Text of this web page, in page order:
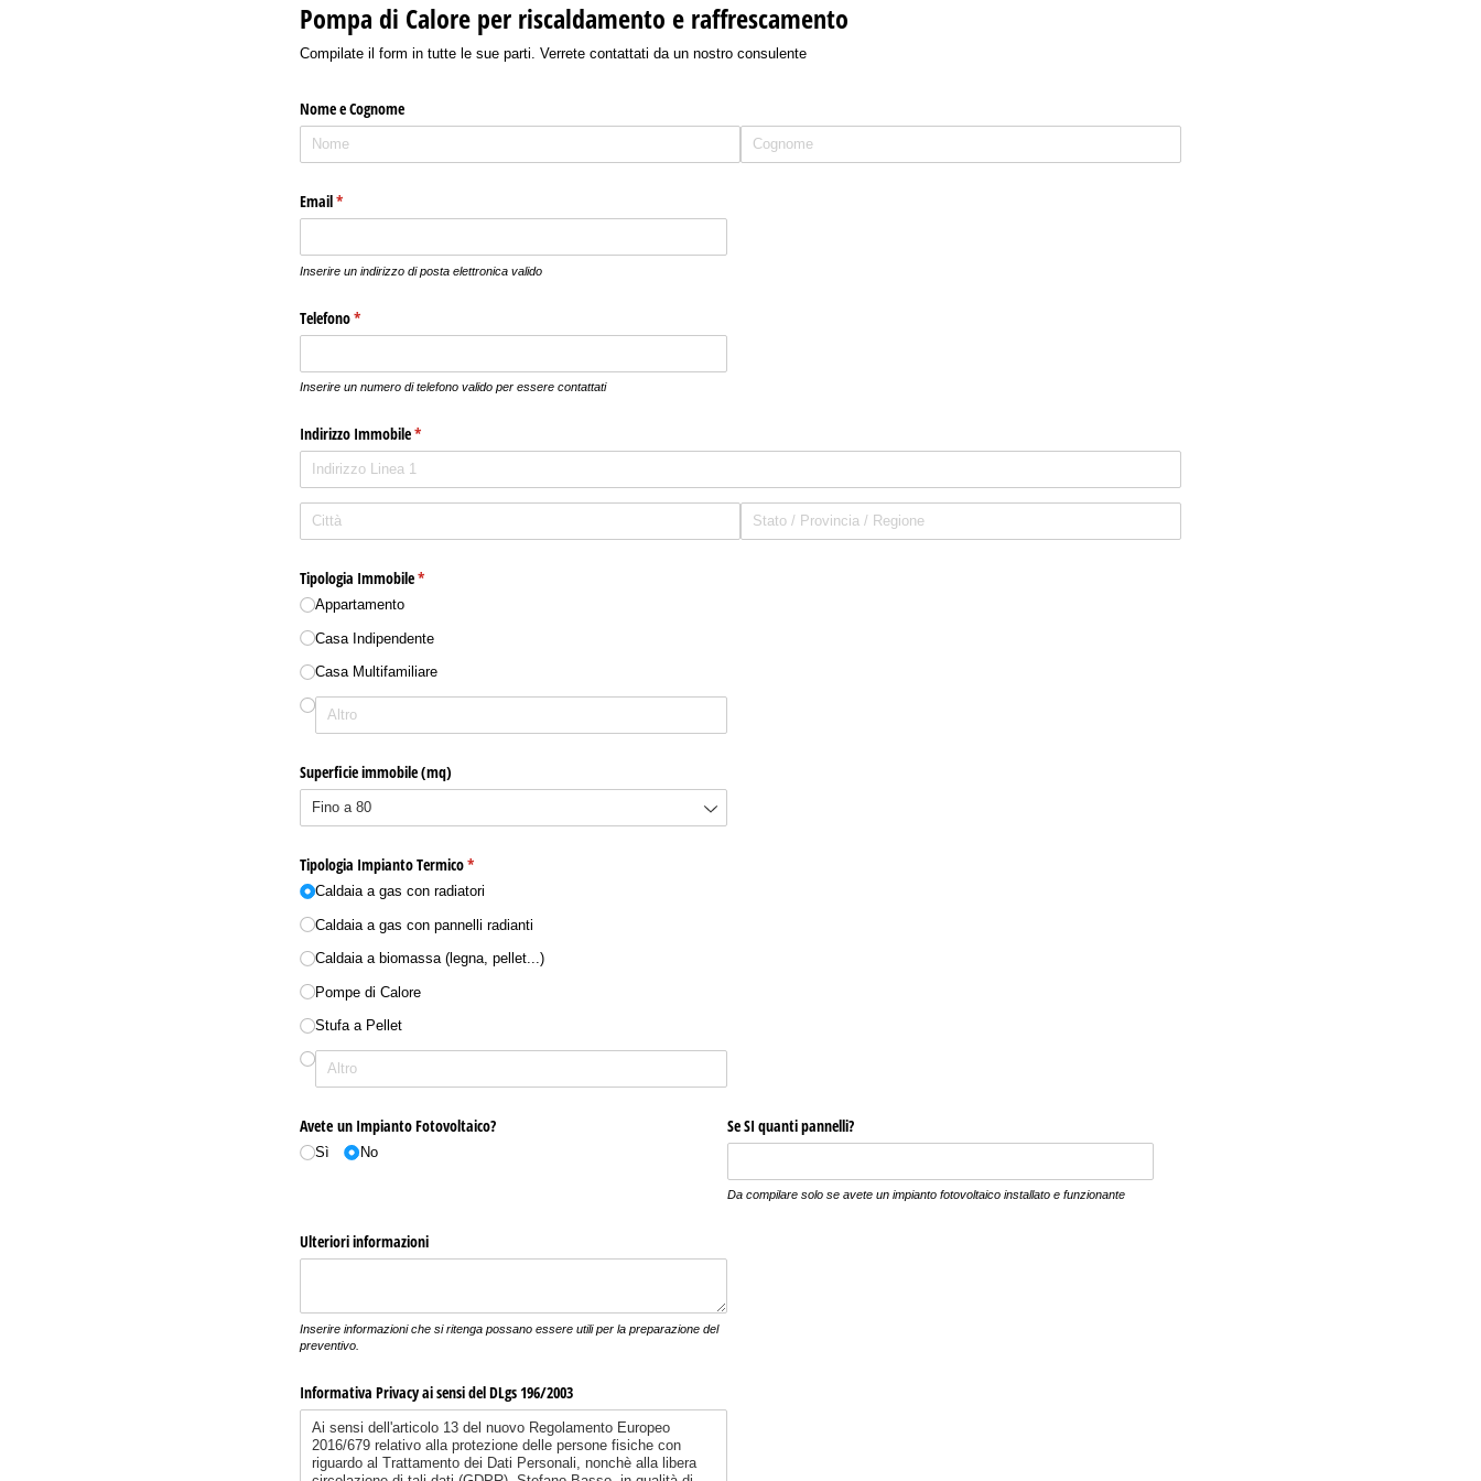
Pompa di Calore per riscaldamento e raffrescamento
Compilate il form in tutte le sue parti. Verrete contattati da un nostro consulente
Nome e Cognome
Email*
(richiesto)
Inserire un indirizzo di posta elettronica valido
Telefono*
(richiesto)
Inserire un numero di telefono valido per essere contattati
Indirizzo Immobile*
(richiesto)
Tipologia Immobile*
(richiesto)
Appartamento
Casa Indipendente
Casa Multifamiliare
Superficie immobile (mq)
Tipologia Impianto Termico*
(richiesto)
Caldaia a gas con radiatori
Caldaia a gas con pannelli radianti
Caldaia a biomassa (legna, pellet...)
Pompe di Calore
Stufa a Pellet
Avete un Impianto Fotovoltaico?
Sì No
Se SI quanti pannelli?
Da compilare solo se avete un impianto fotovoltaico installato e funzionante
Ulteriori informazioni
Inserire informazioni che si ritenga possano essere utili per la preparazione del
preventivo.
Informativa Privacy ai sensi del DLgs 196/​2003